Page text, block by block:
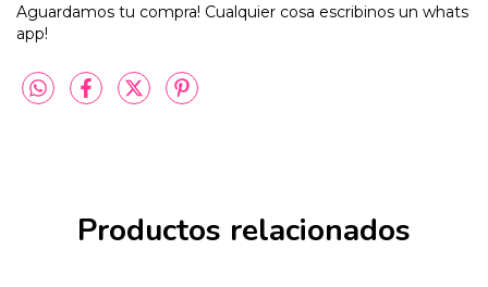
Aguardamos tu compra! Cualquier cosa escribinos un whats
app!
Productos relacionados